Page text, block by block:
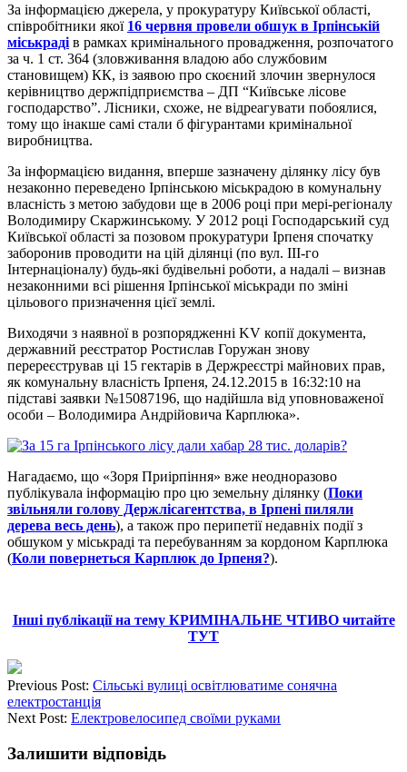
За інформацією джерела, у прокуратуру Київської області,
співробітники якої 16 червня провели обшук в Ірпінській
міськраді в рамках кримінального провадження, розпочатого
за ч. 1 ст. 364 (зловживання владою або службовим
становищем) КК, із заявою про скоєний злочин звернулося
керівництво держпідприємства – ДП “Київське лісове
господарство”. Лісники, схоже, не відреагувати побоялися,
тому що інакше самі стали б фігурантами кримінальної
виробництва.
За інформацією видання, вперше зазначену ділянку лісу був
незаконно переведено Ірпінською міськрадою в комунальну
власність з метою забудови ще в 2006 році при мері-регіоналу
Володимиру Скаржинському. У 2012 році Господарський суд
Київської області за позовом прокуратури Ірпеня спочатку
заборонив проводити на цій ділянці (по вул. III-го
Інтернаціоналу) будь-які будівельні роботи, а надалі – визнав
незаконними всі рішення Ірпінської міськради по зміні
цільового призначення цієї землі.
Виходячи з наявної в розпорядженні KV копії документа,
державний реєстратор Ростислав Горужан знову
перереєстрував ці 15 гектарів в Держреєстрі майнових прав,
як комунальну власність Ірпеня, 24.12.2015 в 16:32:10 на
підставі заявки №15087196, що надійшла від уповноваженої
особи – Володимира Андрійовича Карплюка».
Нагадаємо, що «Зоря Приірпіння» вже неодноразово
публікувала інформацію про цю земельну ділянку (Поки
звільняли голову Держлісагентства, в Ірпені пиляли
дерева весь день), а також про перипетії недавніх події з
обшуком у міськраді та перебуванням за кордоном Карплюка
(Коли повернеться Карплюк до Ірпеня?).
Інші публікації на тему КРИМІНАЛЬНЕ ЧТИВО читайте
ТУТ
Previous Post: Сільські вулиці освітлюватиме сонячна
електростанція
Next Post: Електровелосипед своїми руками
Залишити відповідь